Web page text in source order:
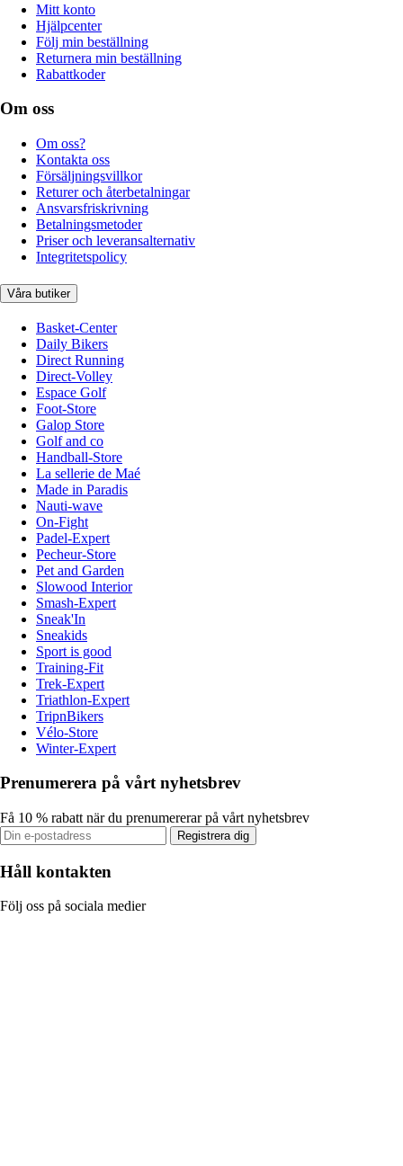
Mitt konto
Hjälpcenter
Följ min beställning
Returnera min beställning
Rabattkoder
Om oss
Om oss?
Kontakta oss
Försäljningsvillkor
Returer och återbetalningar
Ansvarsfriskrivning
Betalningsmetoder
Priser och leveransalternativ
Integritetspolicy
Våra butiker
Basket-Center
Daily Bikers
Direct Running
Direct-Volley
Espace Golf
Foot-Store
Galop Store
Golf and co
Handball-Store
La sellerie de Maé
Made in Paradis
Nauti-wave
On-Fight
Padel-Expert
Pecheur-Store
Pet and Garden
Slowood Interior
Smash-Expert
Sneak'In
Sneakids
Sport is good
Training-Fit
Trek-Expert
Triathlon-Expert
TripnBikers
Vélo-Store
Winter-Expert
Prenumerera på vårt nyhetsbrev
Få 10 % rabatt när du prenumererar på vårt nyhetsbrev
Registrera dig
Håll kontakten
Följ oss på sociala medier